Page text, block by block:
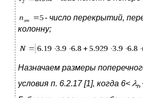
- число перекрытий,
колонну;
Назначаем размеры
условия п. 6.2.17 [1], когда 6<